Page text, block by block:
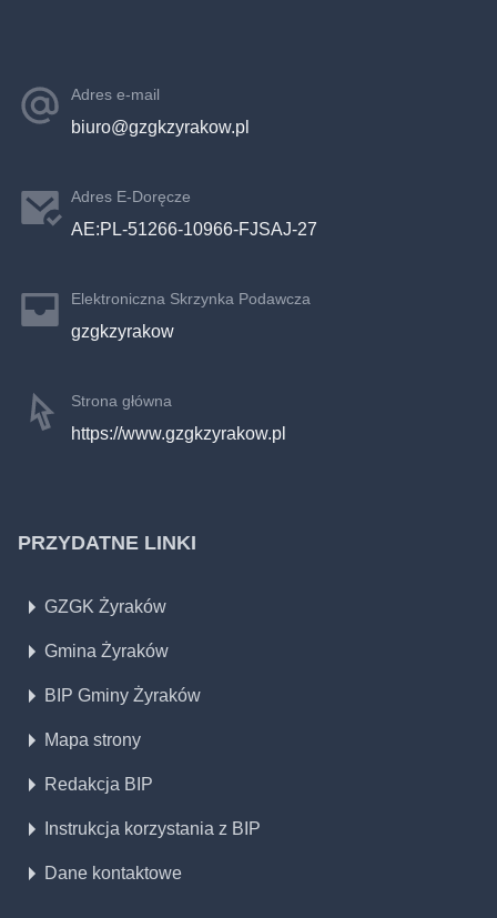
Adres e-mail
biuro@gzgkzyrakow.pl
Adres E-Doręcze
AE:PL-51266-10966-FJSAJ-27
Elektroniczna Skrzynka Podawcza
gzgkzyrakow
Strona główna
https://www.gzgkzyrakow.pl
PRZYDATNE LINKI
GZGK Żyraków
Gmina Żyraków
BIP Gminy Żyraków
Mapa strony
Redakcja BIP
Instrukcja korzystania z BIP
Dane kontaktowe